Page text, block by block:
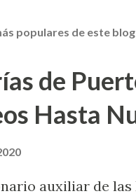
populares de este blog
de
Hasta
auxiliar de las